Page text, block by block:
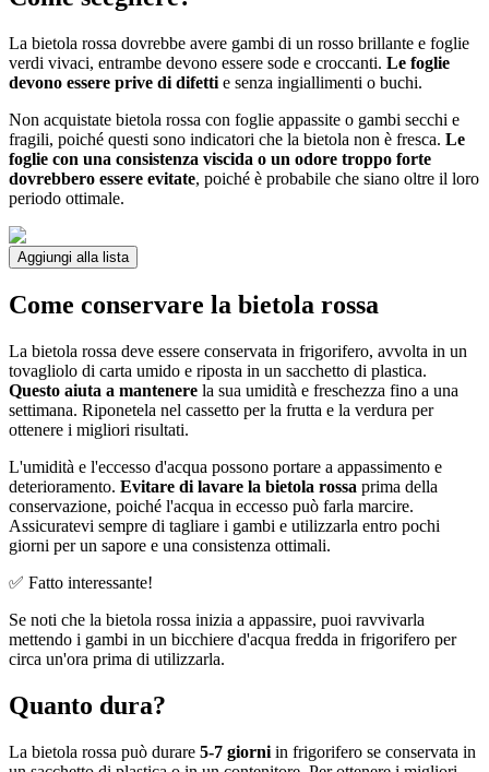
La bietola rossa dovrebbe avere gambi di un rosso brillante e foglie
verdi vivaci, entrambe devono essere sode e croccanti. Le foglie
devono essere prive di difetti e senza ingiallimenti o buchi.
Non acquistate bietola rossa con foglie appassite o gambi secchi e
fragili, poiché questi sono indicatori che la bietola non è fresca. Le
foglie con una consistenza viscida o un odore troppo forte
dovrebbero essere evitate, poiché è probabile che siano oltre il loro
periodo ottimale.
Aggiungi alla lista
Come conservare la bietola rossa
La bietola rossa deve essere conservata in frigorifero, avvolta in un
tovagliolo di carta umido e riposta in un sacchetto di plastica.
Questo aiuta a mantenere la sua umidità e freschezza fino a una
settimana. Riponetela nel cassetto per la frutta e la verdura per
ottenere i migliori risultati.
L'umidità e l'eccesso d'acqua possono portare a appassimento e
deterioramento. Evitare di lavare la bietola rossa prima della
conservazione, poiché l'acqua in eccesso può farla marcire.
Assicuratevi sempre di tagliare i gambi e utilizzarla entro pochi
giorni per un sapore e una consistenza ottimali.
✅ Fatto interessante!
Se noti che la bietola rossa inizia a appassire, puoi ravvivarla
mettendo i gambi in un bicchiere d'acqua fredda in frigorifero per
circa un'ora prima di utilizzarla.
Quanto dura?
La bietola rossa può durare 5-7 giorni in frigorifero se conservata in